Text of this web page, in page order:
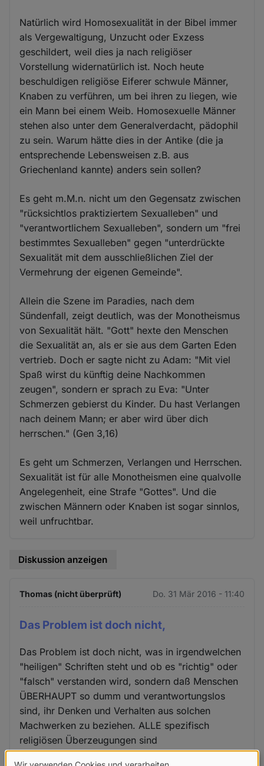
Natürlich wird Homosexualität in der Bibel immer
als Vergewaltigung, Unzucht oder Exzess
geschildert, weil dies ja nach religiöser
Vorstellung widernatürlich ist. Noch heute
beschuldigen religiöse Eiferer schwule Männer,
Knaben zu verführen, um bei ihren zu liegen, wie
ein Mann bei einem Weib. Homosexuelle Männer
stehen also unter dem Generalverdacht, pädophil
zu sein. Warum hätte dies in der Antike (die ja
entsprechende Lebensweisen z.B. aus
Griechenland kannte) anders sein sollen?
Es geht m.M.n. nicht um den Gegensatz zwischen
"rücksichtlos praktiziertem Sexualleben" und
"verantwortlichem Sexualleben", sondern um "frei
bestimmtes Sexualleben" gegen "unterdrückte
Sexualität mit dem ausschließlichen Ziel der
Vermehrung der eigenen Gemeinde".
Allein die Szene im Paradies, nach dem
Sündenfall, zeigt deutlich, was der Monotheismus
von Sexualität hält. "Gott" hexte den Menschen
die Sexualität an, als er sie aus dem Garten Eden
vertrieb. Doch er sagte nicht zu Adam: "Mit viel
Spaß wirst du künftig deine Nachkommen
zeugen", sondern er sprach zu Eva: "Unter
Schmerzen gebierst du Kinder. Du hast Verlangen
nach deinem Mann; er aber wird über dich
herrschen." (Gen 3,16)
Es geht um Schmerzen, Verlangen und Herrschen.
Sexualität ist für alle Monotheismen eine qualvolle
Angelegenheit, eine Strafe "Gottes". Und die
zwischen Männern oder Knaben ist sogar sinnlos,
weil unfruchtbar.
Diskussion anzeigen
Thomas (nicht überprüft) Do. 31 Mär 2016 - 11:40
Das Problem ist doch nicht,
Das Problem ist doch nicht, was in irgendwelchen
"heiligen" Schriften steht und ob es "richtig" oder
"falsch" verstanden wird, sondern daß Menschen
ÜBERHAUPT so dumm und verantwortungslos
sind, ihr Denken und Verhalten aus solchen
Machwerken zu beziehen. ALLE spezifisch
religiösen Überzeugungen sind
GLEICHERMASSEN irrational, weil sie im für-wahr-